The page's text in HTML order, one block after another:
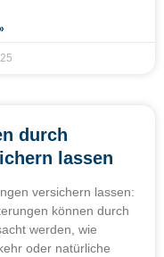
durch
lassen
versichern lassen:
können durch
werden, wie
oder natürliche